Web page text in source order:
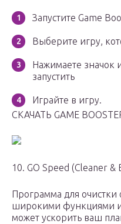
Запустите Game
Выберите игру,
Нажимаете значок
запустить
Играйте в игру.
СКАЧАТЬ GAME
10. GO Speed (Cleaner &
Программа для очистки
широкими функциями
может ускорить ваш